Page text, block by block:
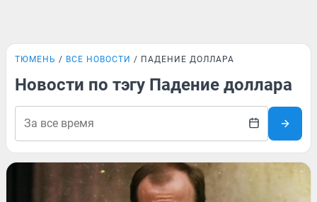
ТЮМЕНЬ ВСЕ НОВОСТИ ПАДЕНИЕ ДОЛЛАРА
Новости по тэгу Падение доллара